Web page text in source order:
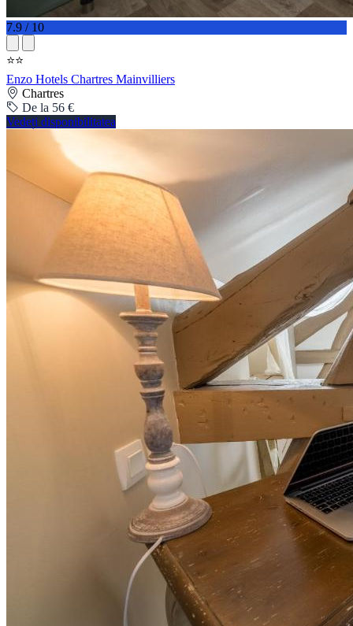
7.9 / 10
⭐⭐
Enzo Hotels Chartres Mainvilliers
Chartres
De la 56 €
Vedeți disponibilitatea